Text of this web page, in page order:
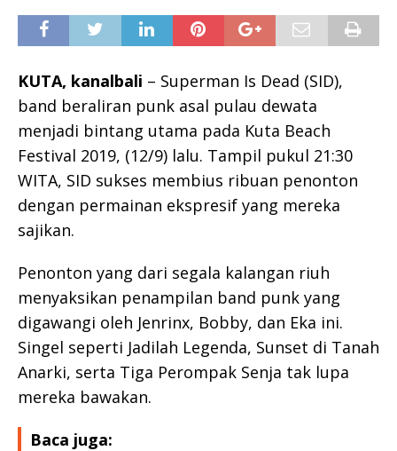
KUTA, kanalbali – Superman Is Dead (SID),
band beraliran punk asal pulau dewata
menjadi bintang utama pada Kuta Beach
Festival 2019, (12/9) lalu. Tampil pukul 21:30
WITA, SID sukses membius ribuan penonton
dengan permainan ekspresif yang mereka
sajikan.
Penonton yang dari segala kalangan riuh
menyaksikan penampilan band punk yang
digawangi oleh Jenrinx, Bobby, dan Eka ini.
Singel seperti Jadilah Legenda, Sunset di Tanah
Anarki, serta Tiga Perompak Senja tak lupa
mereka bawakan.
Baca juga: